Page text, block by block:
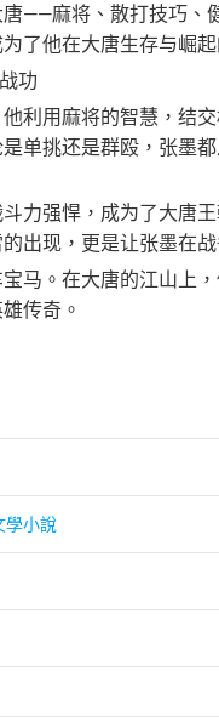
——麻将、散打技巧、
了他在大唐生存与崛起
功
利用麻将的智慧，结
单挑还是群殴，张墨
力强悍，成为了大唐
出现，更是让张墨在
马。在大唐的江山上
传奇。
學小說